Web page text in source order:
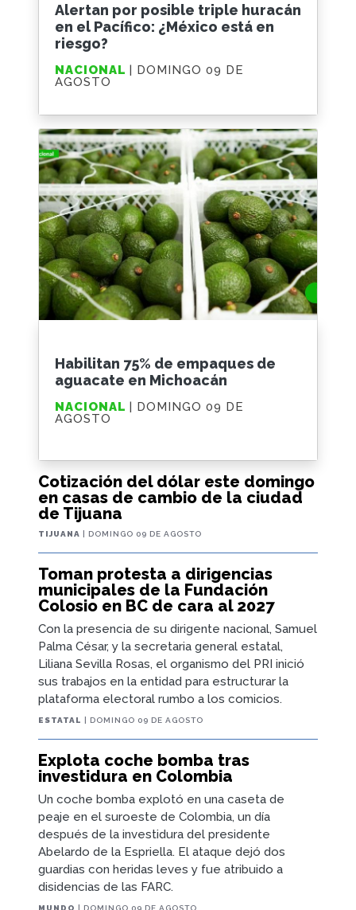
Cotización del dólar este domingo
en casas de cambio de la ciudad
de Tijuana
TIJUANA | DOMINGO 09 DE AGOSTO
Toman protesta a dirigencias
municipales de la Fundación
Colosio en BC de cara al 2027
Con la presencia de su dirigente nacional, Samuel
Palma César, y la secretaria general estatal,
Liliana Sevilla Rosas, el organismo del PRI inició
sus trabajos en la entidad para estructurar la
plataforma electoral rumbo a los comicios.
ESTATAL | DOMINGO 09 DE AGOSTO
Explota coche bomba tras
investidura en Colombia
Un coche bomba explotó en una caseta de
peaje en el suroeste de Colombia, un día
después de la investidura del presidente
Abelardo de la Espriella. El ataque dejó dos
guardias con heridas leves y fue atribuido a
disidencias de las FARC.
MUNDO | DOMINGO 09 DE AGOSTO
Alertan por posible triple huracán
en el Pacífico: ¿México está en
riesgo?
NACIONAL | DOMINGO 09 DE
AGOSTO
Habilitan 75% de empaques de
aguacate en Michoacán
NACIONAL | DOMINGO 09 DE
AGOSTO